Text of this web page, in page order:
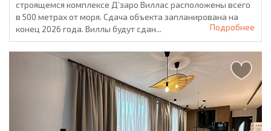
строящемся комплексе Д’заро Виллас расположены всего
в 500 метрах от моря. Сдача объекта запланирована на
конец 2026 года. Виллы будут сдан...
Подробнее